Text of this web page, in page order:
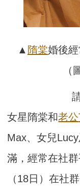
▲ 隋棠婚後
（
女星隋棠和老公
Max、女兒
滿，經常在社
（18日）在社